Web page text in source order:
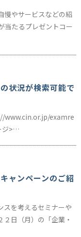
慢やサービスなどの紹
当たるプレゼントコー
状況が検索可能で
www.cin.or.jp/examre
ジ>…
ャンペーンのご紹
スを考えるセミナーや
日（月）の「企業・